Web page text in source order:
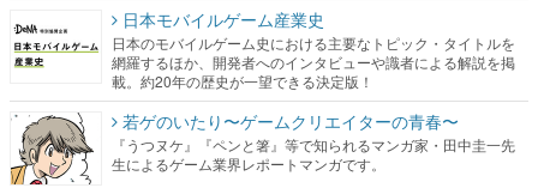
日本モバイルゲーム産業史
日本のモバイルゲーム史における主要なトピック・タイトルを
網羅するほか、開発者へのインタビューや識者による解説を掲
載。約20年の歴史が一望できる決定版！
若ゲのいたり〜ゲームクリエイターの青春〜
『うつヌケ』『ペンと箸』等で知られるマンガ家・田中圭一先
生によるゲーム業界レポートマンガです。